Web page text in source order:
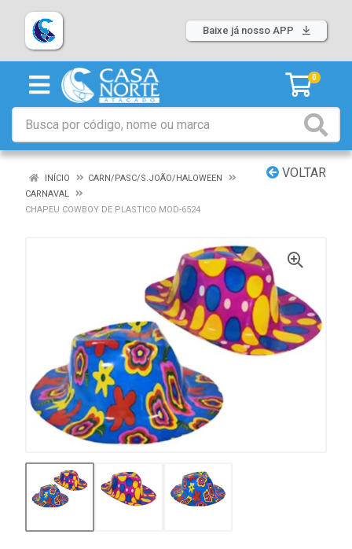
Baixe já nosso APP
0
VOLTAR
INÍCIO
CARN/PASC/S.JOÃO/HALOWEEN
CARNAVAL
CHAPEU COWBOY DE PLASTICO MOD-6524